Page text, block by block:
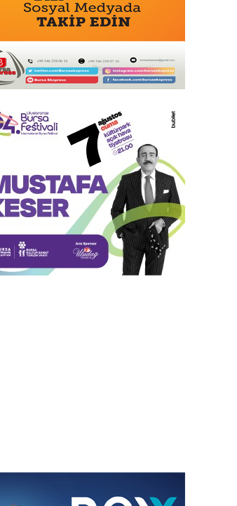
İçişleri Bakanı Çiftçi'den YÖK ziyareti
Yaşlı ve engelli aylıkları artışlı hesaplarda